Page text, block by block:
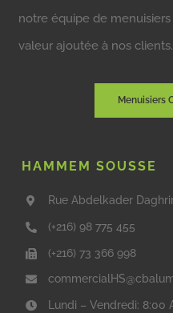
notre équipe de
valeur ajoutée à nos clients.
Menuisiers
HAMMEM SOUSSE
Rue Abdelkader
(+216) 98 775 455
(+216) 73 366 998
Lundi – Vendredi: 8:00